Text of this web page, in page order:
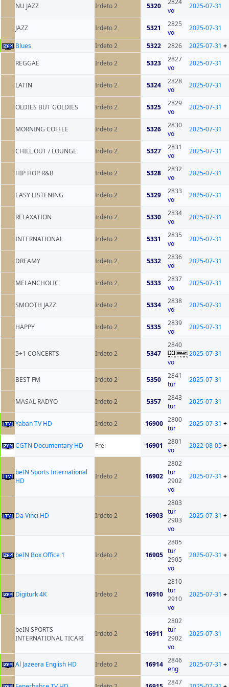
NU JAZZ Irdeto 2 5320
2824
vo
2025-07-31
JAZZ Irdeto 2 5321
2825
vo
2025-07-31
Blues Irdeto 2 5322 2826 2025-07-31 +
REGGAE
Irdeto 2 5323
2827
vo
2025-07-31
LATIN Irdeto 2 5324
2828
vo
2025-07-31
OLDIES BUT GOLDIES Irdeto 2 5325
2829
vo
2025-07-31
MORNING COFFEE Irdeto 2 5326
2830
vo
2025-07-31
CHILL OUT / LOUNGE Irdeto 2 5327
2831
vo
2025-07-31
HIP HOP R&B Irdeto 2 5328
2832
vo
2025-07-31
EASY LISTENING Irdeto 2 5329
2833
vo
2025-07-31
RELAXATION Irdeto 2 5330
2834
vo
2025-07-31
INTERNATIONAL Irdeto 2 5331
2835
vo
2025-07-31
DREAMY Irdeto 2 5332
2836
vo
2025-07-31
MELANCHOLIC Irdeto 2 5333
2837
vo
2025-07-31
SMOOTH JAZZ Irdeto 2 5334
2838
vo
2025-07-31
HAPPY Irdeto 2 5335
2839
vo
2025-07-31
5+1 CONCERTS Irdeto 2 5347
2840
vo
2025-07-31
BEST FM Irdeto 2 5350
2841
tur
2025-07-31
MASAL RADYO Irdeto 2 5357
2843
tur
2025-07-31
Yaban TV HD Irdeto 2 16900 2800
tur
2025-07-31 +
CGTN Documentary HD Frei 16901
2801
vo
2022-08-05+
beIN Sports International
HD
Irdeto 2 16902
2802
tur
2902
vo
2025-07-31 +
Da Vinci HD Irdeto 2 16903
2803
tur
2903
vo
2025-07-31 +
beIN Box Office 1 Irdeto 2 16905
2805
tur
2905
vo
2025-07-31 +
Digiturk 4K Irdeto 2 16910
2810
tur
2910
vo
2025-07-31 +
beIN SPORTS
INTERNATIONAL TICARI
Irdeto 2 16911
2802
tur
2902
vo
2025-07-31
Al Jazeera English HD Irdeto 2 16914 2846
eng
2025-07-31 +
2847